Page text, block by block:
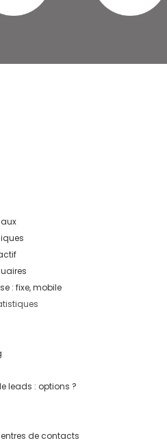
: fixe, mobile
leads : options ?
de contacts